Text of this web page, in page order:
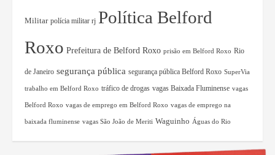
Militar polícia militar rj Política Belford
Roxo Prefeitura de Belford Roxo prisão em Belford Roxo Rio
de Janeiro segurança pública segurança pública Belford Roxo SuperVia
trabalho em Belford Roxo tráfico de drogas vagas Baixada Fluminense vagas
Belford Roxo vagas de emprego em Belford Roxo vagas de emprego na
baixada fluminense vagas São João de Meriti Waguinho Águas do Rio